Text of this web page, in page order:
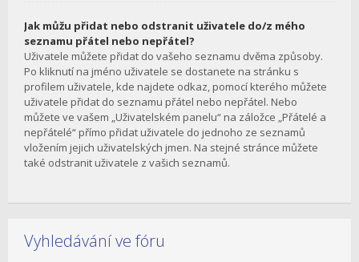
Jak můžu přidat nebo odstranit uživatele do/z mého
seznamu přátel nebo nepřátel?
Uživatele můžete přidat do vašeho seznamu dvěma způsoby.
Po kliknutí na jméno uživatele se dostanete na stránku s
profilem uživatele, kde najdete odkaz, pomocí kterého můžete
uživatele přidat do seznamu přátel nebo nepřátel. Nebo
můžete ve vašem „Uživatelském panelu“ na záložce „Přátelé a
nepřátelé“ přímo přidat uživatele do jednoho ze seznamů
vložením jejich uživatelských jmen. Na stejné stránce můžete
také odstranit uživatele z vašich seznamů.
Vyhledávání ve fóru